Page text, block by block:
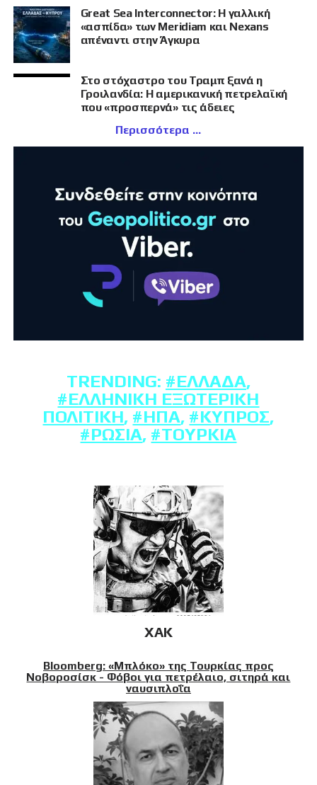
Great Sea Interconnector: Η γαλλική
«ασπίδα» των Meridiam και Nexans
απέναντι στην Άγκυρα
Στο στόχαστρο του Τραμπ ξανά η
Γροιλανδία: Η αμερικανική πετρελαϊκή
που «προσπερνά» τις άδειες
Περισσότερα
TRENDING: #ΕΛΛΆΔΑ,
#ΕΛΛΗΝΙΚΉ ΕΞΩΤΕΡΙΚΉ
ΠΟΛΙΤΙΚΉ, #ΗΠΑ, #ΚΎΠΡΟΣ,
#ΡΩΣΊΑ, #ΤΟΥΡΚΊΑ
XAK
Bloomberg: «Μπλόκο» της Τουρκίας προς
Νοβοροσίσκ - Φόβοι για πετρέλαιο, σιτηρά και
ναυσιπλοΐα